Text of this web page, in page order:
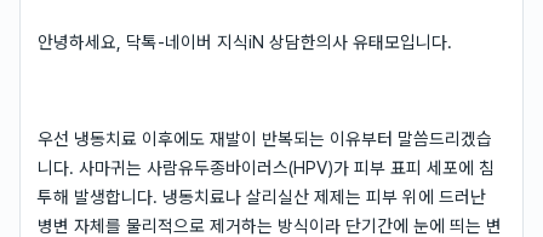
안녕하세요, 닥톡-네이버 지식iN 상담한의사 유태모입니다.
우선 냉동치료 이후에도 재발이 반복되는 이유부터 말씀드리겠습
니다. 사마귀는 사람유두종바이러스(HPV)가 피부 표피 세포에 침
투해 발생합니다. 냉동치료나 살리실산 제제는 피부 위에 드러난
병변 자체를 물리적으로 제거하는 방식이라 단기간에 눈에 띄는 변